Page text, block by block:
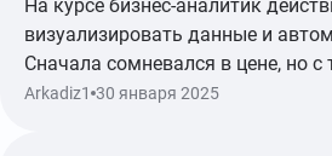
Показать ещё
На курсе бизнес-аналитик
визуализировать данные и
Сначала сомневался в цене, но
Arkadiz1 30 января 2025